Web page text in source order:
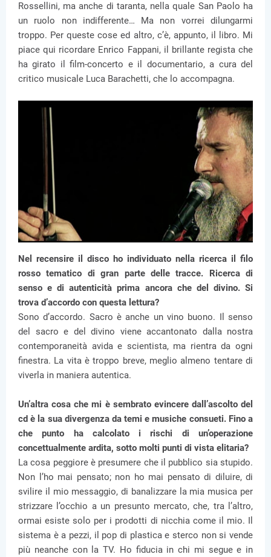
Rossellini, ma anche di taranta, nella quale San Paolo ha
un ruolo non indifferente… Ma non vorrei dilungarmi
troppo. Per queste cose ed altro, c’è, appunto, il libro. Mi
piace qui ricordare Enrico Fappani, il brillante regista che
ha girato il film-concerto e il documentario, a cura del
critico musicale Luca Barachetti, che lo accompagna.
Nel recensire il disco ho individuato nella ricerca il filo
rosso tematico di gran parte delle tracce. Ricerca di
senso e di autenticità prima ancora che del divino. Si
trova d’accordo con questa lettura?
Sono d’accordo. Sacro è anche un vino buono. Il senso
del sacro e del divino viene accantonato dalla nostra
contemporaneità avida e scientista, ma rientra da ogni
finestra. La vita è troppo breve, meglio almeno tentare di
viverla in maniera autentica.
Un’altra cosa che mi è sembrato evincere dall’ascolto del
cd è la sua divergenza da temi e musiche consueti. Fino a
che punto ha calcolato i rischi di un’operazione
concettualmente ardita, sotto molti punti di vista elitaria?
La cosa peggiore è presumere che il pubblico sia stupido.
Non l’ho mai pensato; non ho mai pensato di diluire, di
svilire il mio messaggio, di banalizzare la mia musica per
strizzare l’occhio a un presunto mercato, che, tra l’altro,
ormai esiste solo per i prodotti di nicchia come il mio. Il
sistema è a pezzi, il pop di plastica e sterco non si vende
più neanche con la TV. Ho fiducia in chi mi segue e in